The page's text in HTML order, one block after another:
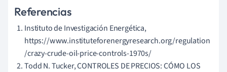
Referencias
Instituto de Investigación Energética,
https://www.instituteforenergyresearch.org/regulation
/crazy-crude-oil-price-controls-1970s/
Todd N. Tucker, CONTROLES DE PRECIOS: CÓMO LOS